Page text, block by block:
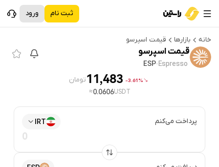
ثبت نام ورود
خانه بازارها قیمت اسپرسو
قیمتاسپرسو
Espresso
·
ESP
3.61%-
11,483تومان
USDT
0.0606
≈
پرداخت می‌کنم IRT